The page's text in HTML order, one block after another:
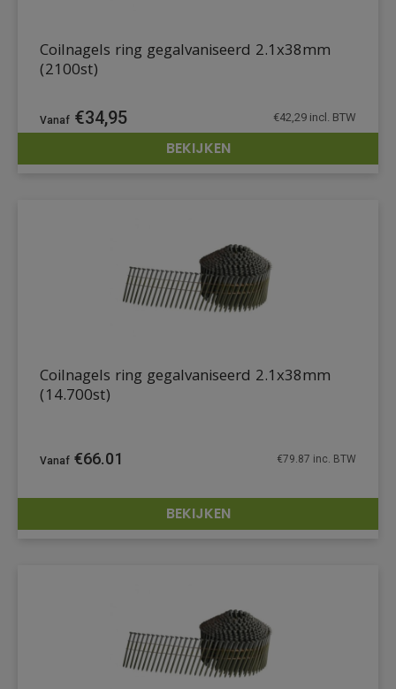
DETAILS
Coilnagels ring gegalvaniseerd 2.1x38mm
(2100st)
€34,95 €42,29 incl. BTW
BEKIJKEN
DETAILS
Coilnagels ring gegalvaniseerd 2.1x38mm
(14.700st)
€66.01 €79.87 inc. BTW
BEKIJKEN